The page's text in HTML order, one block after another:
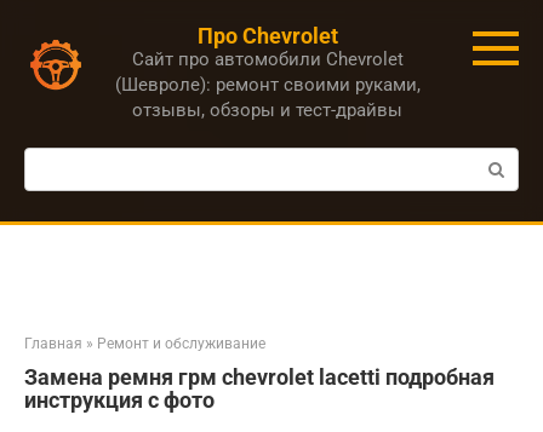
контенту
Про Chevrolet
Сайт про автомобили Chevrolet
(Шевроле): ремонт своими руками,
отзывы, обзоры и тест-драйвы
Поиск:
Главная » Ремонт и обслуживание
Замена ремня грм chevrolet lacetti подробная
инструкция с фото